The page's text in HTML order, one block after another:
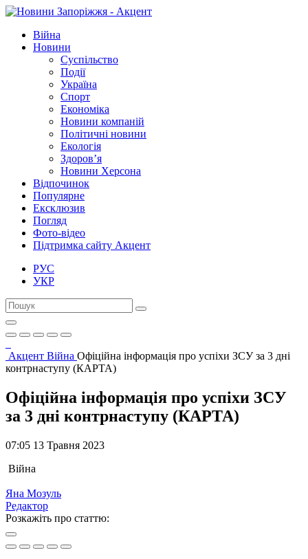
Війна
Новини
Суспільство
Події
Україна
Спорт
Економіка
Новини компаній
Політичні новини
Екологія
Здоров’я
Новини Херсона
Відпочинок
Популярне
Ексклюзив
Погляд
Фото-відео
Підтримка сайту Акцент
РУС
УКР
Акцент Війна Офіційна інформація про успіхи ЗСУ за 3 дні
контрнаступу (КАРТА)
Офіційна інформація про успіхи ЗСУ
за 3 дні контрнаступу (КАРТА)
07:05 13 Травня 2023
Війна
Яна Мозуль
Редактор
Розкажіть про статтю: